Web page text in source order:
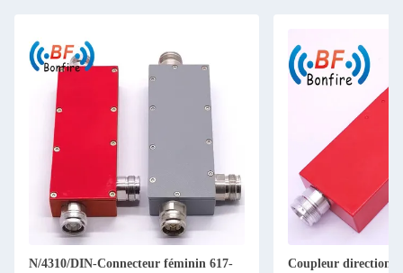
N/4310/DIN-Connecteur féminin 617-
Coupleur